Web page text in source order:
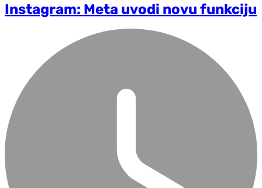
Instagram: Meta uvodi novu funkciju